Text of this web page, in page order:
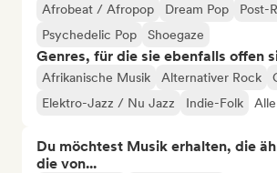
Afrobeat / Afropop Dream Pop
Post-
Psychedelic Pop
Shoegaze
Genres, für die sie ebenfalls offen
Afrikanische Musik Alternativer Rock
Elektro-Jazz / Nu Jazz
Indie-Folk
Du möchtest Musik erhalten, die
die von...